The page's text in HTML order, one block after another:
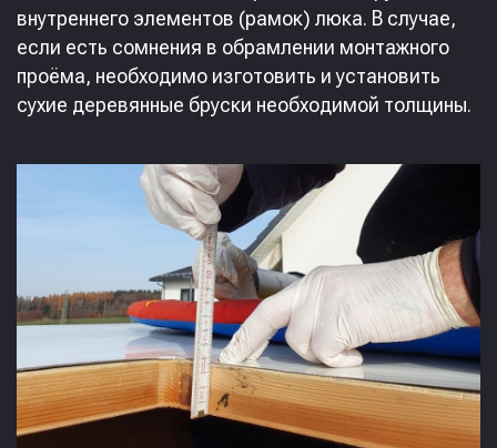
внутреннего элементов (рамок) люка. В случае,
если есть сомнения в обрамлении монтажного
проёма, необходимо изготовить и установить
сухие деревянные бруски необходимой толщины.